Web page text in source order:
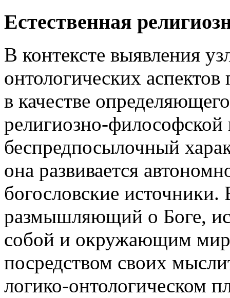
Естественная
В контексте выявления
онтологических
в качестве
религиозно-философской
беспредпосылочный
она развивается
богословские
размышляющий о Боге,
собой и окружающим
посредством своих
логико-онтологическом